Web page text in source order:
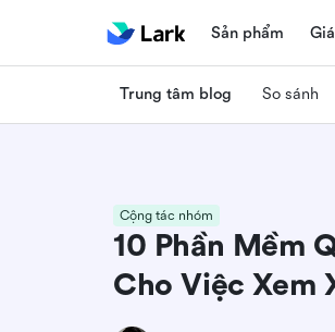
Sản phẩm
Trung tâm blog So sánh
Cộng tác nhóm
10 Phần Mềm
Cho Việc Xem